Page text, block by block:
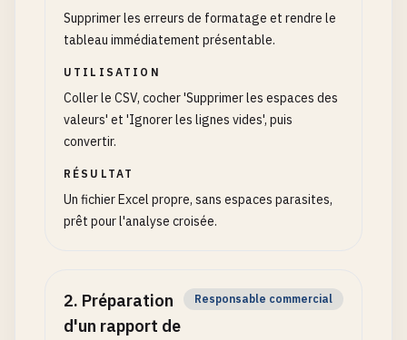
Supprimer les erreurs de formatage et rendre le
tableau immédiatement présentable.
UTILISATION
Coller le CSV, cocher 'Supprimer les espaces des
valeurs' et 'Ignorer les lignes vides', puis
convertir.
RÉSULTAT
Un fichier Excel propre, sans espaces parasites,
prêt pour l'analyse croisée.
2. Préparation
d'un rapport de
Responsable commercial